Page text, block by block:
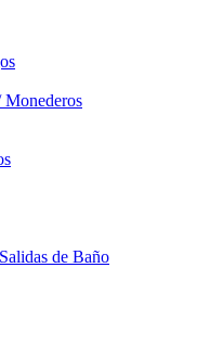
Monederos
de Baño